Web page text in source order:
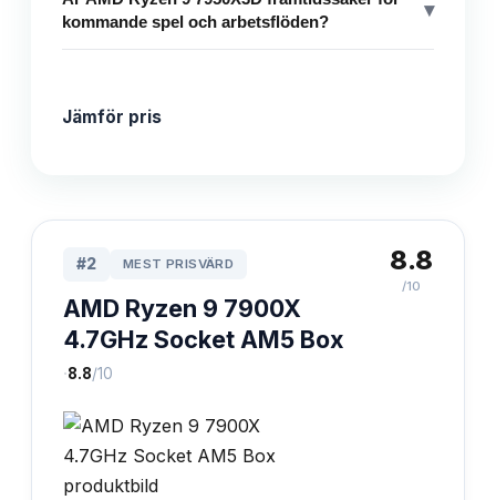
kommande spel och arbetsflöden?
▾
Jämför pris
#2 MEST PRISVÄRD
AMD Ryzen 9 7900X
4.7GHz Socket AM5 Box
·8.8/10
8.8
/10